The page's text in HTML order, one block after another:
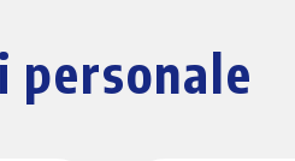
personale